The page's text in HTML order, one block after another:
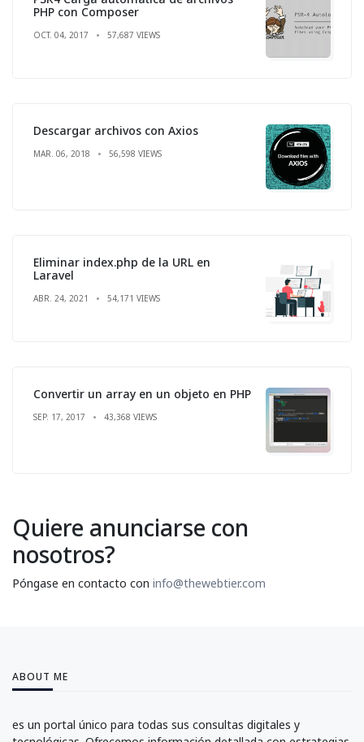
PHP con Composer
OCT. 04, 2017 57,687 VIEWS
Descargar archivos con Axios
MAR. 06, 2018 56,598 VIEWS
Eliminar index.php de la URL en
Laravel
ABR. 24, 2021 54,171 VIEWS
Convertir un array en un objeto en PHP
SEP. 17, 2017 43,368 VIEWS
Quiere anunciarse con
nosotros?
Póngase en contacto con info@thewebtier.com
ABOUT ME
es un portal único para todas sus consultas digitales y